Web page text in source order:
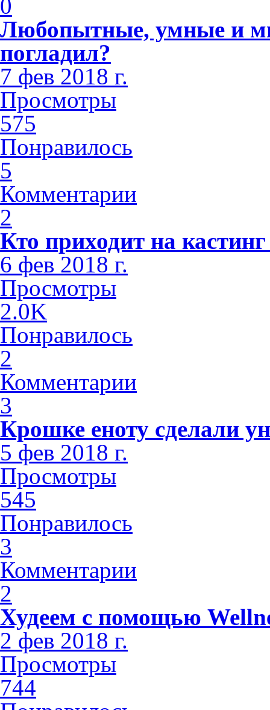
0
Любопытные, умные и
погладил?
7 фев 2018 г.
Просмотры
575
Понравилось
5
Комментарии
2
Кто приходит на
6 фев 2018 г.
Просмотры
2.0K
Понравилось
2
Комментарии
3
Крошке еноту сделали
5 фев 2018 г.
Просмотры
545
Понравилось
3
Комментарии
2
Худеем с помощью
2 фев 2018 г.
Просмотры
744